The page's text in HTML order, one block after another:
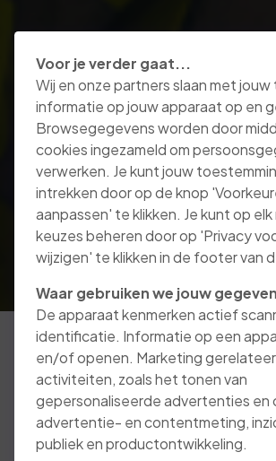
De Schadeverzekering voor
verder waar de
voor bedrijven (AVB) stopt. Iedere
ondernemer is verplicht zich als
Voor je verder gaat...
Wij en onze partners slaan met
informatie op jouw apparaat op en
Browsegegevens worden door
cookies ingezameld om
verwerken. Je kunt jouw
intrekken door op de knop
aanpassen' te klikken. Je kunt op
keuzes beheren door op 'Privacy
wijzigen' te klikken in de footer van
Waar gebruiken we jouw
De apparaat kenmerken actief
identificatie. Informatie op een
en/of openen. Marketing
activiteiten, zoals het tonen van
gepersonaliseerde advertenties en
advertentie- en contentmeting,
publiek en productontwikkeling.